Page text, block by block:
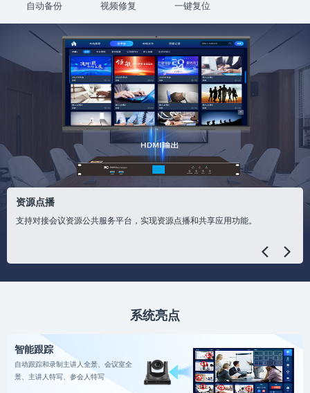
自动备份
视频修复 一键复位
资源点播
支持对接会议资源公共服务平台，实现资源点播和共享应用功能。
系统亮点
智能跟踪
自动跟踪和录制主讲人全景、会议室全
景、主讲人特写、参会人特写